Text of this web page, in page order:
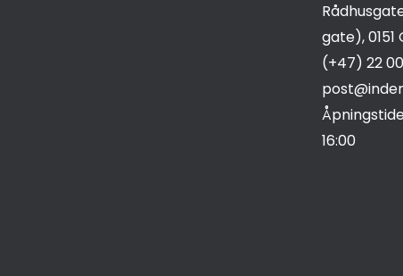
gate),0151
(+47) 22
16:00